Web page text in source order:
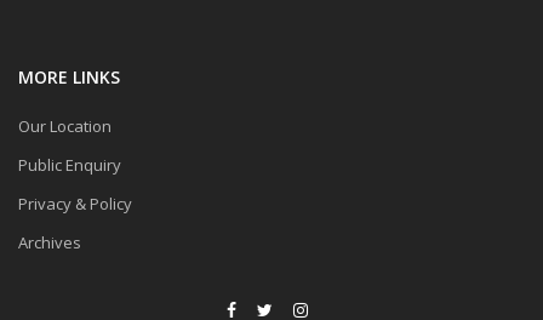
MORE LINKS
Our Location
Public Enquiry
Privacy & Policy
Archives